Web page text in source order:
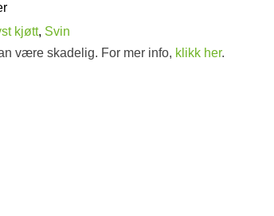
kjøtt, Svin
være skadelig. For mer info, klikk her.